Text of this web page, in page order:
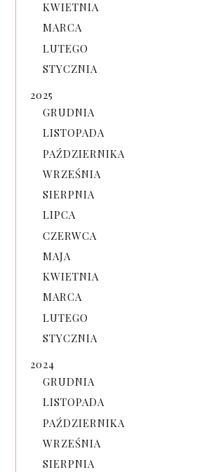
KWIETNIA
MARCA
LUTEGO
STYCZNIA
2025
GRUDNIA
LISTOPADA
PAŹDZIERNIKA
WRZEŚNIA
SIERPNIA
LIPCA
CZERWCA
MAJA
KWIETNIA
MARCA
LUTEGO
STYCZNIA
2024
GRUDNIA
LISTOPADA
PAŹDZIERNIKA
WRZEŚNIA
SIERPNIA